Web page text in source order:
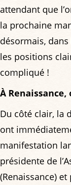
attendant que
la prochaine
désormais,
les positions
compliqué !
À
Du côté clair, la
ont
manifestation
présidente de
(Renaissance)